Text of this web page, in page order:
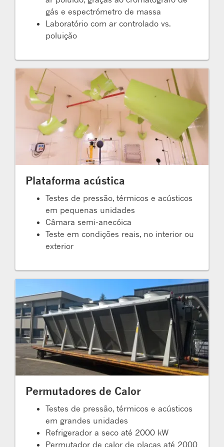
gás e espectrómetro de massa
Laboratório com ar controlado vs.
poluição
Plataforma acústica
Testes de pressão, térmicos e acústicos
em pequenas unidades
Câmara semi-anecóica
Teste em condições reais, no interior ou
exterior
Permutadores de Calor
Testes de pressão, térmicos e acústicos
em grandes unidades
Refrigerador a seco até 2000 kW
Permutador de calor de placas até 2000